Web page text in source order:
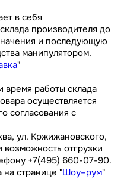
в себя
производителя до
и последующую
манипулятором.
"
время работы склада
осуществляется
согласования с
ул. Кржижановского,
возможность отгрузки
+7(495) 660-07-90.
странице "Шоу–рум"